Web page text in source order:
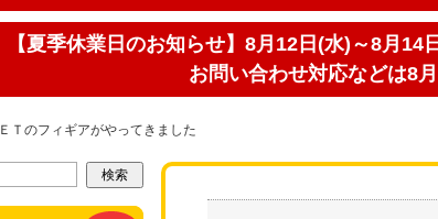
【夏季休業日のお知らせ】8月12日(水)～8月14
お問い合わせ対応などは8
ＥＴのフィギアがやってきました